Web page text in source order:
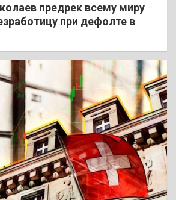
предрек всему миру
при дефолте в